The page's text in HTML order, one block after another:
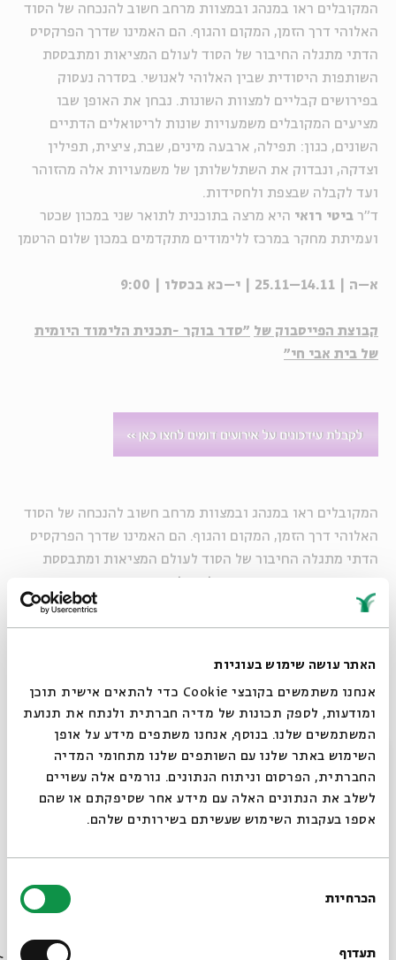
האתר עושה שימוש בעוגיות
אנחנו משתמשים בקובצי Cookie כדי להתאים אישית תוכן
ומודעות, לספק תכונות של מדיה חברתית ולנתח את תנועת
המשתמשים שלנו. בנוסף, אנחנו משתפים מידע על אופן
השימוש באתר שלנו עם השותפים שלנו מתחומי המדיה
החברתית, הפרסום וניתוח הנתונים. גורמים אלה עשויים
לשלב את הנתונים האלה עם מידע אחר שסיפקתם או שהם
אספו בעקבות השימוש שעשיתם בשירותים שלהם.
הסכמה
הכרחיות
תעדוף
המקובלים ראו במנהג ובמצוות מרחב חשוב להנכחה של הסוד
האלוהי דרך הזמן, המקום והגוף. הם האמינו שדרך הפרקסיס
הדתי מתגלה החיבור של הסוד לעולם המציאות ומתבססת
השותפות היסודית שבין האלוהי לאנושי. בסדרה נעסוק
בפירושים קבליים למצוות השונות. נבחן את האופן שבו
מציעים המקובלים משמעויות שונות לריטואלים הדתיים
השונים, כגון: תפילה, ארבעה מינים, שבת, ציצית, תפילין
וצדקה, ונבדוק את השתלשלותן של משמעויות אלה מהזוהר
ועד לקבלה שבצפת ולחסידות.
ד"ר ביטי רואי היא מרצה בתוכנית לתואר שני במכון שכטר
ועמיתת מחקר במרכז ללימודים מתקדמים במכון שלום הרטמן
א–ה | 14.11–25.11 | י–כא בכסלו | 9:00
קבוצת הפייסבוק של "סדר בוקר -תכנית הלימוד היומית
של בית אבי חי"
המקובלים ראו במנהג ובמצוות מרחב חשוב להנכחה של הסוד
האלוהי דרך הזמן, המקום והגוף. הם האמינו שדרך הפרקסיס
הדתי מתגלה החיבור של הסוד לעולם המציאות ומתבססת
בפירושים קבליים למצוות השונות. נבחן את האופן שבו
מציעים המקובלים משמעויות שונות לריטואלים הדתיים
ועד לקבלה שבצפת ולחסידות.
ד"רביטי רואיהיא מרצה בתוכנית לתואר שני במכון שכטר
ועמיתת מחקר במרכז ללימודים מתקדמים במכון שלום הרטמן
א–ה | 14.11–25.11 | י–כא בכסלו | 9:00
של בית אבי חי"
סגור